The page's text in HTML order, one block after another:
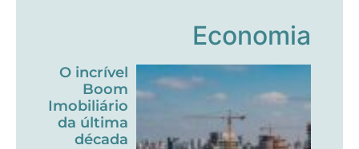
Economia
O incrível
Boom
Imobiliário
da última
década